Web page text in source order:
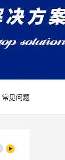
常见问题